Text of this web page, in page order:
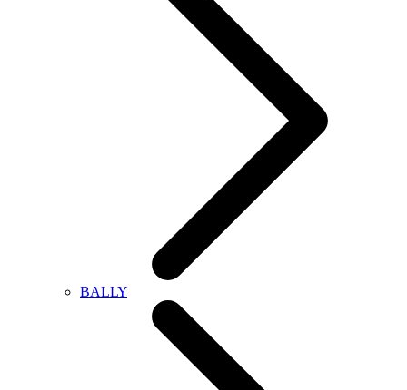
BALLY